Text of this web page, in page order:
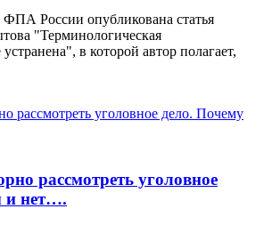
ФПА России опубликована статья
"Терминологическая
в которой автор полагает,
рассмотреть уголовное
и нет….